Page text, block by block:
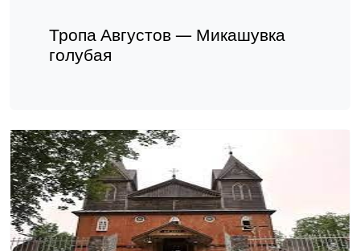
Тропа Августов — Микашувка
голубая